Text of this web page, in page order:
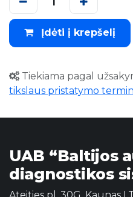
Įdėti į krepšelį
Tiekiama pagal
tikslaus pristatymo
UAB “Baltijos
diagnostikos
Ateities pl. 30G, Kaunas